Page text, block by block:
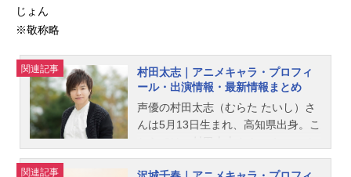
じょん
※敬称略
関連記事
村田太志｜アニメキャラ・プロフィ
ール・出演情報・最新情報まとめ
声優の村田太志（むらた たいし）さ
んは5月13日生まれ、高知県出身。こ
記事をご紹介！
関連記事